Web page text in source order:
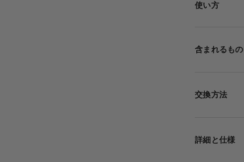
使い方
含まれるもの
交換方法
詳細と仕様